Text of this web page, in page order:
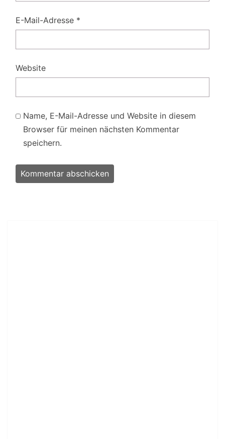
E-Mail-Adresse *
Website
Name, E-Mail-Adresse und Website in diesem
Browser für meinen nächsten Kommentar
speichern.